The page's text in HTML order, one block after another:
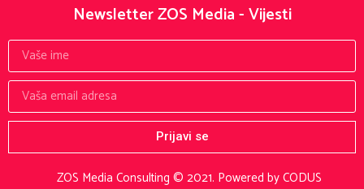
ZOS Media Consulting © 2021. Powered by CODUS
Newsletter ZOS Media - Vijesti
Prijavi se